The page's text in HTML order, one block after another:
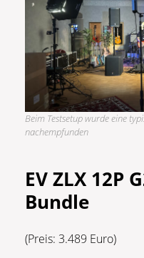
Beim Testsetup wurde eine
nachempfunden
EV ZLX 12P
Bundle
(Preis: 3.489 Euro)